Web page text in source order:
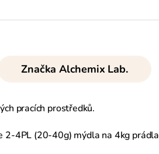
Značka Alchemix Lab.
pracích prostředků.
4PL (20-40g) mýdla na 4kg